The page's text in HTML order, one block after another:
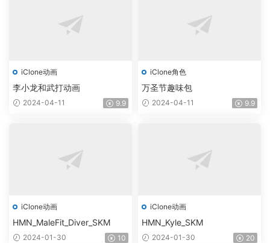
iClone动画
李小龙和武打动画
2024-04-11 9.9
iClone角色
万圣节趣味包
2024-04-11 9.9
iClone动画
HMN_MaleFit_Diver_SKM
2024-01-30 10
iClone动画
HMN_Kyle_SKM
2024-01-30 20